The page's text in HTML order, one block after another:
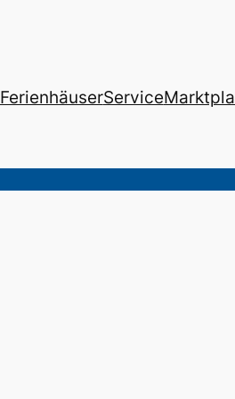
FerienhäuserService